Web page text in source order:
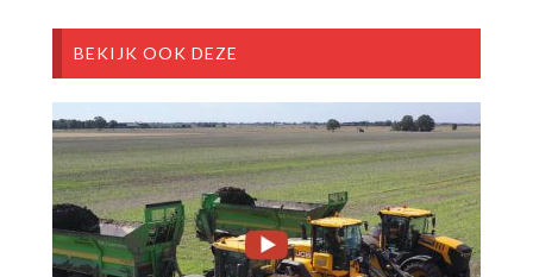
BEKIJK OOK DEZE